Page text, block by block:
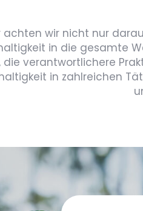
achten wir nicht nur
in die gesamte
die verantwortlichere
in zahlreichen